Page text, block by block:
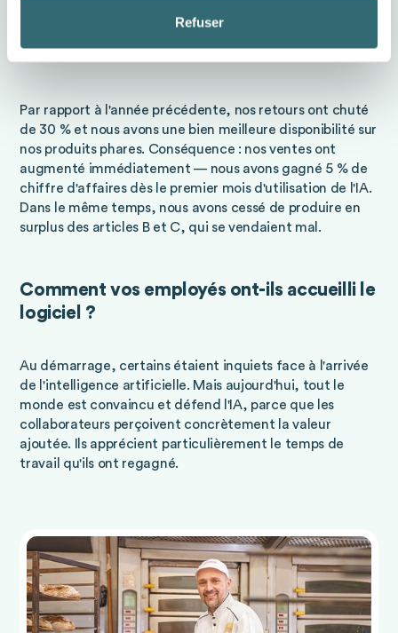
Refuser
Comment vos indicateurs clés ont-ils
Par rapport à l'année précédente, nos retours ont chuté
de 30 % et nous avons une bien meilleure disponibilité sur
nos produits phares. Conséquence : nos ventes ont
augmenté immédiatement — nous avons gagné 5 % de
chiffre d'affaires dès le premier mois d'utilisation de l'IA.
Dans le même temps, nous avons cessé de produire en
surplus des articles B et C, qui se vendaient mal.
Comment vos employés ont-ils accueilli le
logiciel ?
Au démarrage, certains étaient inquiets face à l'arrivée
de l'intelligence artificielle. Mais aujourd'hui, tout le
monde est convaincu et défend l'IA, parce que les
collaborateurs perçoivent concrètement la valeur
ajoutée. Ils apprécient particulièrement le temps de
travail qu'ils ont regagné.